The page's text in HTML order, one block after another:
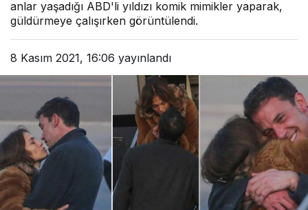
anlar yaşadığı ABD'li yıldızı komik mimikler yaparak,
güldürmeye çalışırken görüntülendi.
8 Kasım 2021, 16:06 yayınlandı